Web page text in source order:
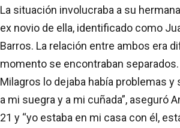
La situación involucraba a su
ex novio de ella, identificado como
Barros. La relación entre ambos era
momento se encontraban
Milagros lo dejaba había problemas y
a mi suegra y a mi cuñada”, aseguró
21 y “yo estaba en mi casa con él,